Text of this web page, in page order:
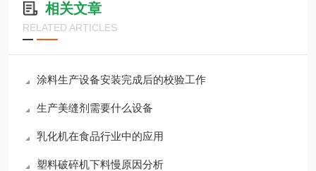
相关文章
RELATED ARTICLES
涂料生产设备安装完成后的校验工作
生产美缝剂需要什么设备
乳化机在食品行业中的应用
塑料破碎机下料慢原因分析